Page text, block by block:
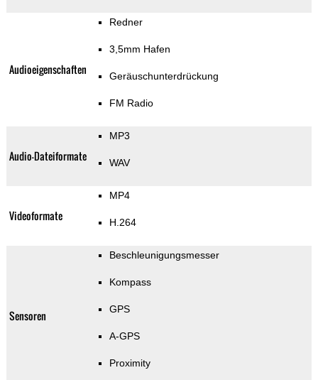
Audioeigenschaften
Redner
3,5mm Hafen
Geräuschunterdrückung
FM Radio
Audio-Dateiformate
MP3
WAV
Videoformate
MP4
H.264
Sensoren
Beschleunigungsmesser
Kompass
GPS
A-GPS
Proximity